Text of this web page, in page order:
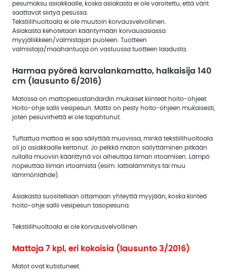
pesumaksu asiakkaalle, koska asiakasta ei ole varoitettu, että värit
saattavat siirtyä pesussa.
Tekstiilihuoltoala ei ole muutoin korvausvelvollinen.
Asiakasta kehotetaan kääntymään korvausasiassa
myyjäliikkeen/valmistajan puoleen. Tuotteen
valmistaja/maahantuoja on vastuussa tuotteen laadusta.
Harmaa pyöreä karvalankamatto, halkaisija 140
cm (lausunto 6/2016)
Matossa on mattopesustandardin mukaiset kiinteät hoito-ohjeet.
Hoito-ohje sallii vesipesun. Matto on pesty hoito-ohjeen mukaisesti,
joten pesuvirhettä ei ole tapahtunut.
Tuftattua mattoa ei saa säilyttää muovissa, minkä tekstiilihuoltoala
oli jo asiakkaalle kertonut. Jo pelkkä maton säilyttäminen pitkään
rullalla muoviin käärittynä voi aiheuttaa liiman irtoamisen. Lämpö
nopeuttaa liiman irtoamista (esim. lattialämmitys tai muu
lämmönlähde).
Asiakasta suositellaan ottamaan yhteyttä myyjään, koska kiinteä
hoito-ohje sallii vesipesun tasopesuna.
Tekstiilihuoltoala ei ole korvausvelvollinen.
Mattoja 7 kpl, eri kokoisia (lausunto 3/2016)
Matot ovat kutistuneet.